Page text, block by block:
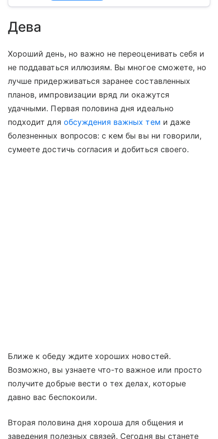
Дева
Хороший день, но важно не переоценивать себя и
не поддаваться иллюзиям. Вы многое сможете, но
лучше придерживаться заранее составленных
планов, импровизации вряд ли окажутся
удачными. Первая половина дня идеально
подходит для обсуждения важных тем и даже
болезненных вопросов: с кем бы вы ни говорили,
сумеете достичь согласия и добиться своего.
Ближе к обеду ждите хороших новостей.
Возможно, вы узнаете что-то важное или просто
получите добрые вести о тех делах, которые
давно вас беспокоили.
Вторая половина дня хороша для общения и
заведения полезных связей. Сегодня вы станете